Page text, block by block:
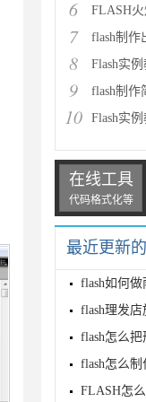
6 FLASH
7 flash制作出来
8 Flash实
9 flash制作
10 Flash实
在线工具
代码格式化等
最近更新